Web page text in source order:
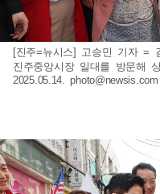
[진주=뉴시스] 고승민 기자 =
진주중앙시장 일대를 방문해
2025.05.14.photo@newsis.com